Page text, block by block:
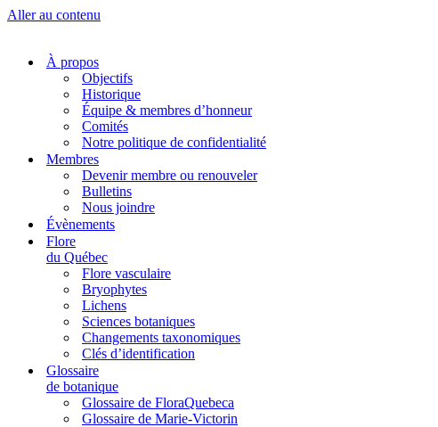
Aller au contenu
À propos
Objectifs
Historique
Équipe & membres d’honneur
Comités
Notre politique de confidentialité
Membres
Devenir membre ou renouveler
Bulletins
Nous joindre
Évènements
Flore
du Québec
Flore vasculaire
Bryophytes
Lichens
Sciences botaniques
Changements taxonomiques
Clés d’identification
Glossaire
de botanique
Glossaire de FloraQuebeca
Glossaire de Marie-Victorin